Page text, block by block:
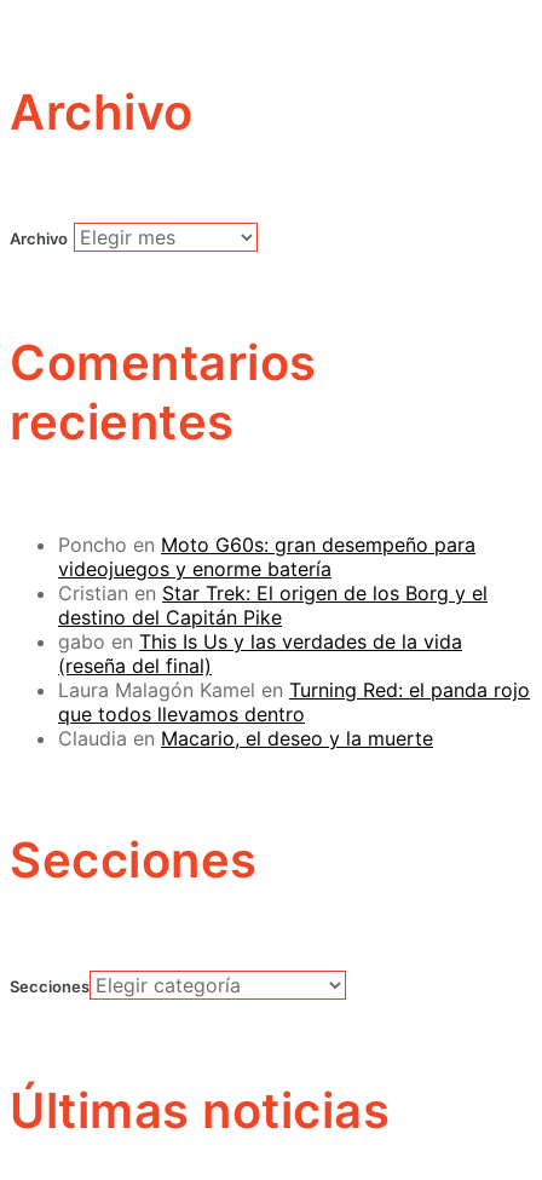
Archivo
Archivo
Comentarios
recientes
Poncho en Moto G60s: gran desempeño para
videojuegos y enorme batería
Cristian en Star Trek: El origen de los Borg y el
destino del Capitán Pike
gabo en This Is Us y las verdades de la vida
(reseña del final)
Laura Malagón Kamel en Turning Red: el panda rojo
que todos llevamos dentro
Claudia en Macario, el deseo y la muerte
Secciones
Secciones
Últimas noticias